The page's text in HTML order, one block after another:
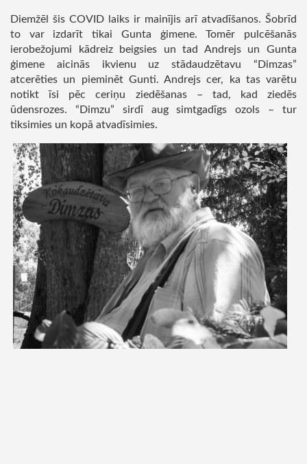
Diemžēl šis COVID laiks ir mainījis arī atvadīšanos. Šobrīd
to var izdarīt tikai Gunta ģimene. Tomēr pulcēšanās
ierobežojumi kādreiz beigsies un tad Andrejs un Gunta
ģimene aicinās ikvienu uz stādaudzētavu “Dimzas”
atcerēties un pieminēt Gunti. Andrejs cer, ka tas varētu
notikt īsi pēc ceriņu ziedēšanas – tad, kad ziedēs
ūdensrozes. “Dimzu” sirdī aug simtgadīgs ozols – tur
tiksimies un kopā atvadīsimies.